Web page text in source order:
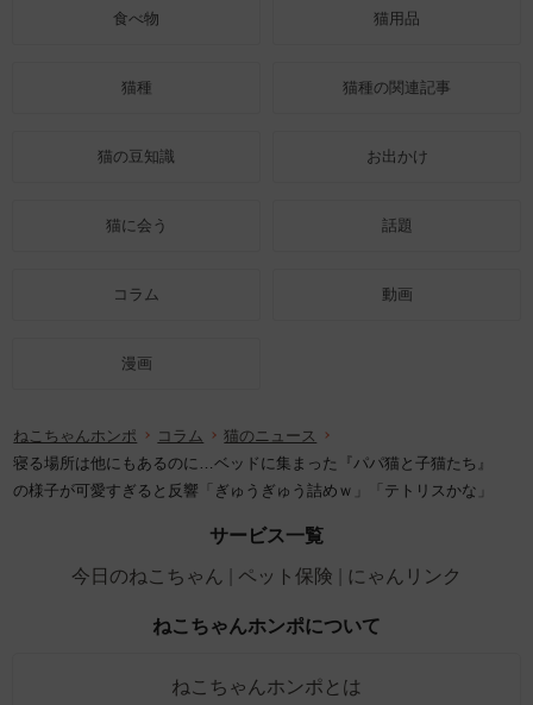
食べ物 猫用品
猫種 猫種の関連記事
猫の豆知識 お出かけ
猫に会う 話題
コラム 動画
漫画
ねこちゃんホンポ コラム
猫のニュース
寝る場所は他にもあるのに…ベッドに集まった『パパ猫と子猫たち』
の様子が可愛すぎると反響「ぎゅうぎゅう詰めｗ」「テトリスかな」
サービス一覧
今日のねこちゃん
ペット保険 にゃんリンク
ねこちゃんホンポについて
ねこちゃんホンポとは